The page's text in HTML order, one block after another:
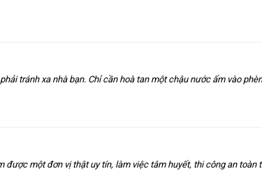
tránh xa nhà bạn. Chỉ cần hoà tan một chậu nước ấm vào
một đơn vị thật uy tín, làm việc tâm huyết, thi công an toàn